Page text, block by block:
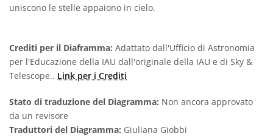
uniscono le stelle appaiono in cielo.
Crediti per il Diaframma: Adattato dall'Ufficio di Astronomia
per l'Educazione della IAU dall'originale della IAU e di Sky &
Telescope.. Link per i Crediti
Stato di traduzione del Diagramma: Non ancora approvato
da un revisore
Traduttori del Diagramma: Giuliana Giobbi